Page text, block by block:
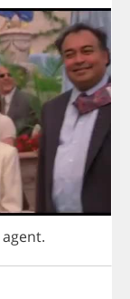
agent.